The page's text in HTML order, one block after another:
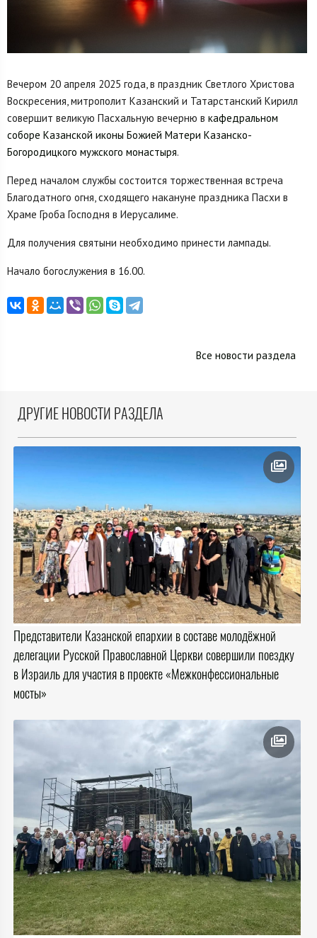
Вечером 20 апреля 2025 года, в праздник Светлого Христова
Воскресения, митрополит Казанский и Татарстанский Кирилл
совершит великую Пасхальную вечерню в кафедральном
соборе Казанской иконы Божией Матери Казанско-
Богородицкого мужского монастыря.
Перед началом службы состоится торжественная встреча
Благодатного огня, сходящего накануне праздника Пасхи в
Храме Гроба Господня в Иерусалиме.
Для получения святыни необходимо принести лампады.
Начало богослужения в 16.00.
Все новости раздела
ДРУГИЕ НОВОСТИ РАЗДЕЛА
Представители Казанской епархии в составе молодёжной
делегации Русской Православной Церкви совершили поездку
в Израиль для участия в проекте «Межконфессиональные
мосты»